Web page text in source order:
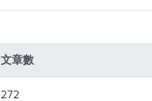
文章數
272